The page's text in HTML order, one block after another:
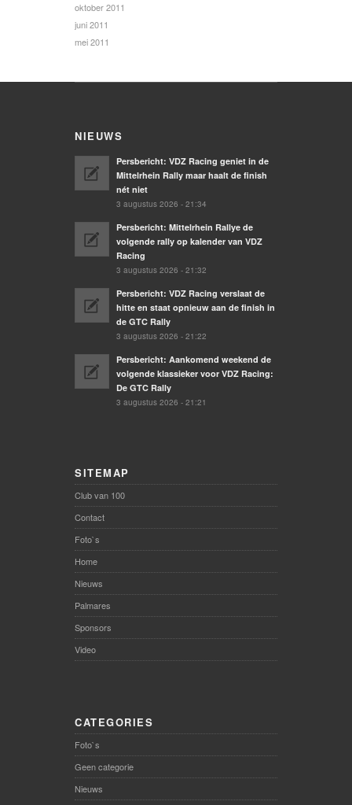
oktober 2011
juni 2011
mei 2011
NIEUWS
Persbericht: VDZ Racing geniet in de
Mittelrhein Rally maar haalt de finish
nét niet
3 augustus 2026 - 21:34
Persbericht: Mittelrhein Rallye de
volgende rally op kalender van VDZ
Racing
3 augustus 2026 - 21:32
Persbericht: VDZ Racing verslaat de
hitte en staat opnieuw aan de finish in
de GTC Rally
3 augustus 2026 - 21:22
Persbericht: Aankomend weekend de
volgende klassieker voor VDZ Racing:
De GTC Rally
3 augustus 2026 - 21:21
SITEMAP
Club van 100
Contact
Foto`s
Home
Nieuws
Palmares
Sponsors
Video
CATEGORIES
Foto`s
Geen categorie
Nieuws